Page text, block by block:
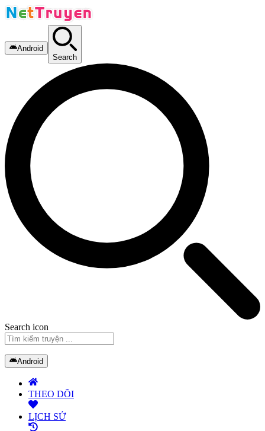
Android
Search
Search icon
Android
THEO DÕI
LỊCH SỬ